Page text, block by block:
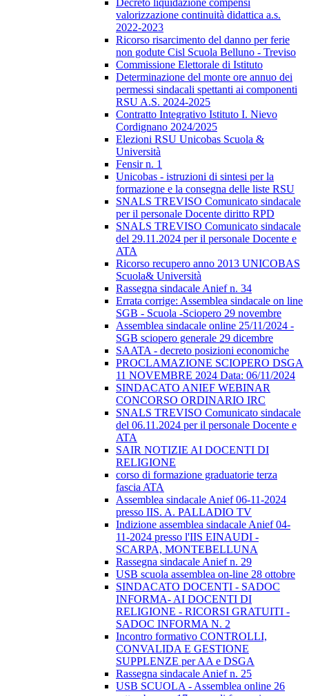
Decreto liquidazione compensi
valorizzazione continuità didattica a.s.
2022-2023
Ricorso risarcimento del danno per ferie
non godute Cisl Scuola Belluno - Treviso
Commissione Elettorale di Istituto
Determinazione del monte ore annuo dei
permessi sindacali spettanti ai componenti
RSU A.S. 2024-2025
Contratto Integrativo Istituto I. Nievo
Cordignano 2024/2025
Elezioni RSU Unicobas Scuola &
Università
Fensir n. 1
Unicobas - istruzioni di sintesi per la
formazione e la consegna delle liste RSU
SNALS TREVISO Comunicato sindacale
per il personale Docente diritto RPD
SNALS TREVISO Comunicato sindacale
del 29.11.2024 per il personale Docente e
ATA
Ricorso recupero anno 2013 UNICOBAS
Scuola& Università
Rassegna sindacale Anief n. 34
Errata corrige: Assemblea sindacale on line
SGB - Scuola -Sciopero 29 novembre
Assemblea sindacale online 25/11/2024 -
SGB sciopero generale 29 dicembre
SAATA - decreto posizioni economiche
PROCLAMAZIONE SCIOPERO DSGA
11 NOVEMBRE 2024 Data: 06/11/2024
SINDACATO ANIEF WEBINAR
CONCORSO ORDINARIO IRC
SNALS TREVISO Comunicato sindacale
del 06.11.2024 per il personale Docente e
ATA
SAIR NOTIZIE AI DOCENTI DI
RELIGIONE
corso di formazione graduatorie terza
fascia ATA
Assemblea sindacale Anief 06-11-2024
presso IIS. A. PALLADIO TV
Indizione assemblea sindacale Anief 04-
11-2024 presso l'IIS EINAUDI -
SCARPA, MONTEBELLUNA
Rassegna sindacale Anief n. 29
USB scuola assemblea on-line 28 ottobre
SINDACATO DOCENTI - SADOC
INFORMA- AI DOCENTI DI
RELIGIONE - RICORSI GRATUITI -
SADOC INFORMA N. 2
Incontro formativo CONTROLLI,
CONVALIDA E GESTIONE
SUPPLENZE per AA e DSGA
Rassegna sindacale Anief n. 25
USB SCUOLA - Assemblea online 26